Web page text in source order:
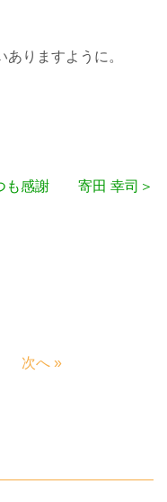
ありますように。
も感謝 寄田 幸司＞
次へ »